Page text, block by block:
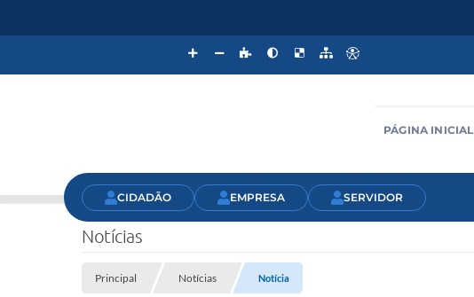
PÁGINA INICIAL
CIDADÃO EMPRESA SERVIDOR
Notícias
Principal Notícias Notícia